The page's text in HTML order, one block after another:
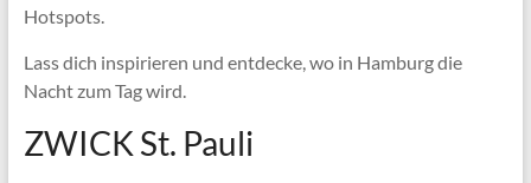
Hotspots.
Lass dich inspirieren und entdecke, wo in Hamburg die
Nacht zum Tag wird.
ZWICK St. Pauli